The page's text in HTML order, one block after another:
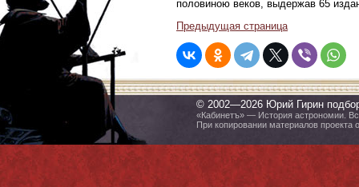
половиною веков, выдержав 65
Предыдущая страница
© 2002—2026 Юрий Гирин
«Кабинетъ» — История астрономии.
При копировании материалов проекта